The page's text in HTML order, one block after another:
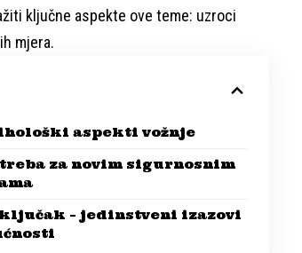
ključne aspekte ove teme: uzroci
mjera.
aspekti vožnje
za novim sigurnosnim
– jedinstveni izazovi